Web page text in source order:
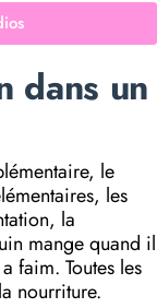
dans un
le
les
la
mange quand il
faim. Toutes les
nourriture.